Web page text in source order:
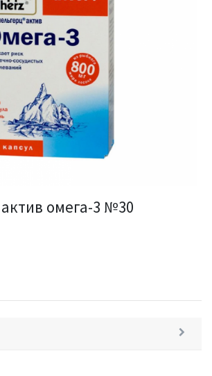
омега-3 №30